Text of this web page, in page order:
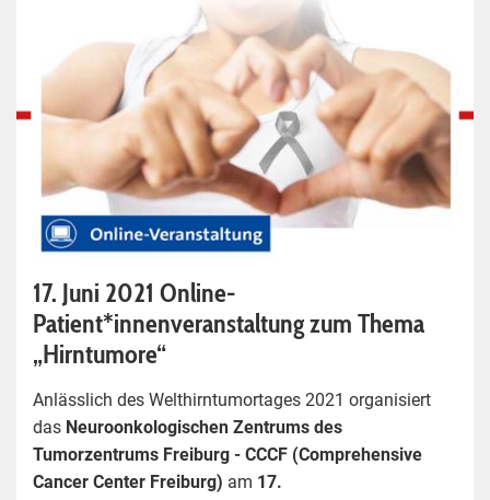
17. Juni 2021 Online-
Patient*innenveranstaltung zum Thema
„Hirntumore“
Anlässlich des Welthirntumortages 2021 organisiert
das Neuroonkologischen Zentrums des
Tumorzentrums Freiburg - CCCF (Comprehensive
Cancer Center Freiburg) am 17.